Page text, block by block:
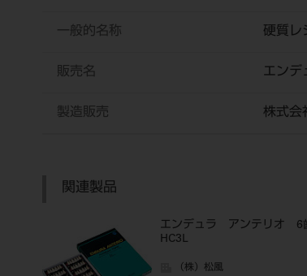
一般的名称 硬質レ
販売名 エン
製造販売 株式会
関連製品
エンデュラ アンテリオ
HC3L
（株）松風